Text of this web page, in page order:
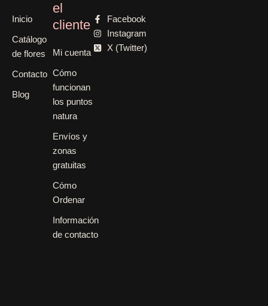
Inicio
Catálogo
de flores
Contacto
Blog
el
cliente
Mi cuenta
Cómo
funcionan
los puntos
natura
Envíos y
zonas
gratuitas
Cómo
Ordenar
Información
de contacto
Facebook
Instagram
X (Twitter)